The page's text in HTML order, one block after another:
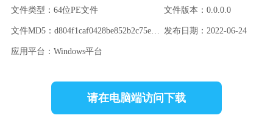
文件类型：64位PE文件 文件版本：0.0.0.0
文件MD5：d804f1caf0428be852b2c75e4fcd45df 发布日期：2022-06-24
应用平台：Windows平台
请在电脑端访问下载